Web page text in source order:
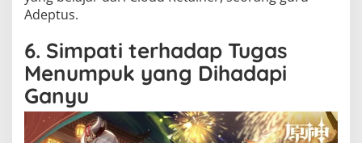
Adeptus.
6. Simpati terhadap Tugas
Menumpuk yang Dihadapi
Ganyu